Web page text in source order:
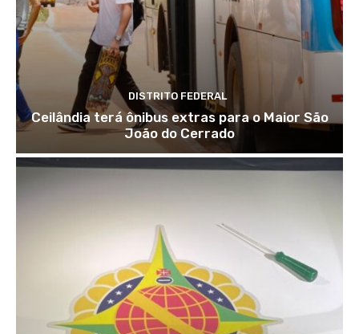
DISTRITO FEDERAL
Ceilândia terá ônibus extras para o Maior São
João do Cerrado